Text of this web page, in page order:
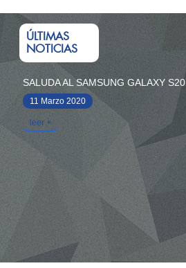
ÚLTIMAS
NOTICIAS
SALUDA AL SAMSUNG GALAXY S20
11 Marzo 2020
leer +